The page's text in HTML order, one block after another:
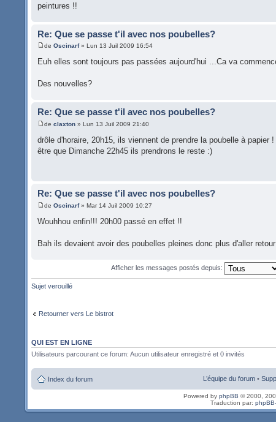
peintures !!
Re: Que se passe t'il avec nos poubelles?
de Oscinarf» Lun 13 Juil 2009 16:54
Euh elles sont toujours pas passées aujourd'hui ...Ca va
Des nouvelles?
Re: Que se passe t'il avec nos poubelles?
de claxton » Lun 13 Juil 2009 21:40
drôle d'horaire, 20h15, ils viennent de prendre la poubelle à papier
être que Dimanche 22h45 ils prendrons le reste :)
Re: Que se passe t'il avec nos poubelles?
de Oscinarf» Mar 14 Juil 2009 10:27
Wouhhou enfin!!! 20h00 passé en effet !!
Bah ils devaient avoir des poubelles pleines donc plus d'aller
Afficher les messages postés depuis:
Sujet verouillé
Retourner vers Le bistrot
QUI EST EN LIGNE
Utilisateurs parcourant ce forum: Aucun utilisateur enregistré et 0 invités
Index du forum L’équipe du forum •
Powered by phpBB © 2000,
Traduction par: